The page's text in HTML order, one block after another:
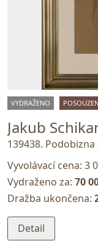
VYDRAŽENO
Jakub
139438. Podobizna
Vyvolávací cena: 3
Vydraženo za: 70
Dražba ukončena:
Detail